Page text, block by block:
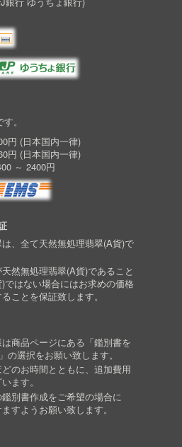
。
日本国内一律)
円 (日本国内一律)
～ 2400円
、全て天然無処理翡翠(A貨)で
然無処理翡翠(A貨)であること
ではない場合にはお求めの価格
ことを保証致します。
商品ページにある「鑑別書を
の選択をお願い致します。
のお時間とともに、追加費用
ます。
別書作成をご希望の場合に
すようお願い致します。